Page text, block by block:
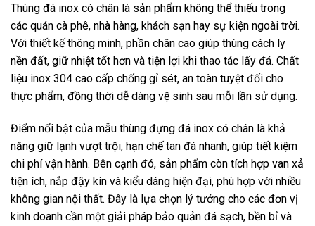
Thùng đá inox có chân là sản phẩm không thể thiếu trong
các quán cà phê, nhà hàng, khách sạn hay sự kiện ngoài trời.
Với thiết kế thông minh, phần chân cao giúp thùng cách ly
nền đất, giữ nhiệt tốt hơn và tiện lợi khi thao tác lấy đá. Chất
liệu inox 304 cao cấp chống gỉ sét, an toàn tuyệt đối cho
thực phẩm, đồng thời dễ dàng vệ sinh sau mỗi lần sử dụng.
Điểm nổi bật của mẫu thùng đựng đá inox có chân là khả
năng giữ lạnh vượt trội, hạn chế tan đá nhanh, giúp tiết kiệm
chi phí vận hành. Bên cạnh đó, sản phẩm còn tích hợp van xả
tiện ích, nắp đậy kín và kiểu dáng hiện đại, phù hợp với nhiều
không gian nội thất. Đây là lựa chọn lý tưởng cho các đơn vị
kinh doanh cần một giải pháp bảo quản đá sạch, bền bỉ và